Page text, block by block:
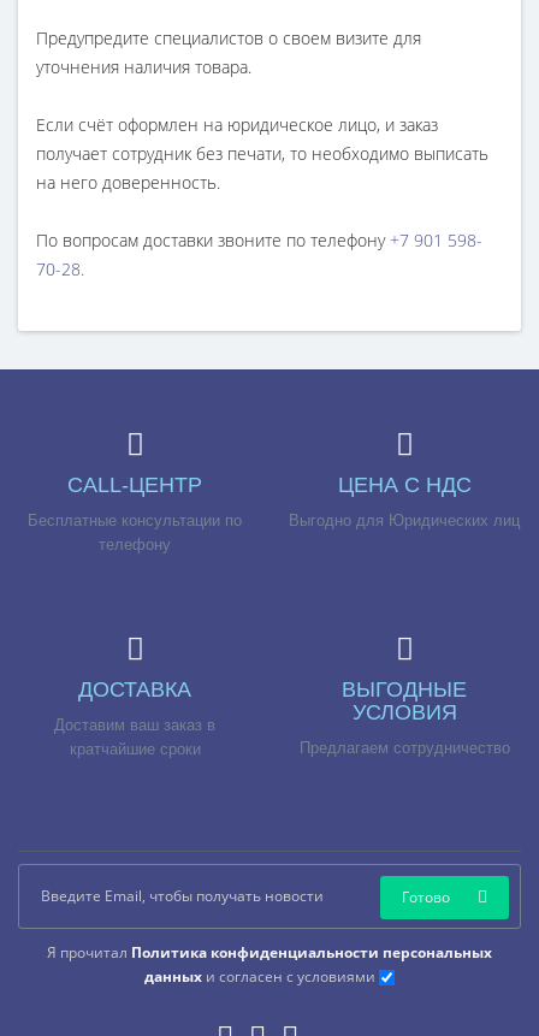
Предупредите специалистов о своем визите для
уточнения наличия товара.
Если счёт оформлен на юридическое лицо, и заказ
получает сотрудник без печати, то необходимо выписать
на него доверенность.
По вопросам доставки звоните по телефону+7 901 598-
70-28.
CALL-ЦЕНТР
Бесплатные консультации по
телефону
ЦЕНА С НДС
Выгодно для Юридических лиц
ДОСТАВКА
Доставим ваш заказ в
кратчайшие сроки
ВЫГОДНЫЕ
УСЛОВИЯ
Предлагаем сотрудничество
Я прочитал Политика конфиденциальности персональных
данных и согласен с условиями
Готово